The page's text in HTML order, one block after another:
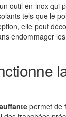
outil en inox qui
tels que le
elle peut
endommager
permet de